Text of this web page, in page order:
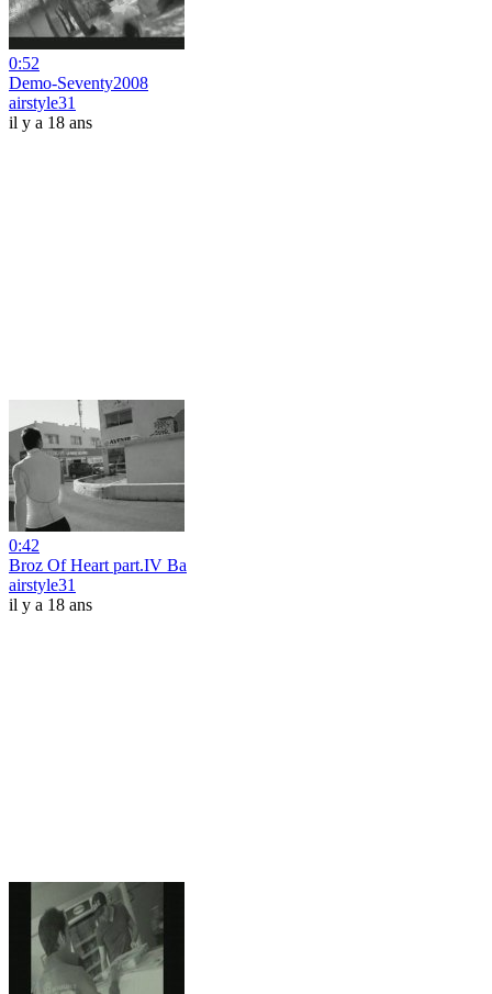
0:52
Demo-Seventy2008
airstyle31
il y a 18 ans
0:42
Broz Of Heart part.IV Ba
airstyle31
il y a 18 ans